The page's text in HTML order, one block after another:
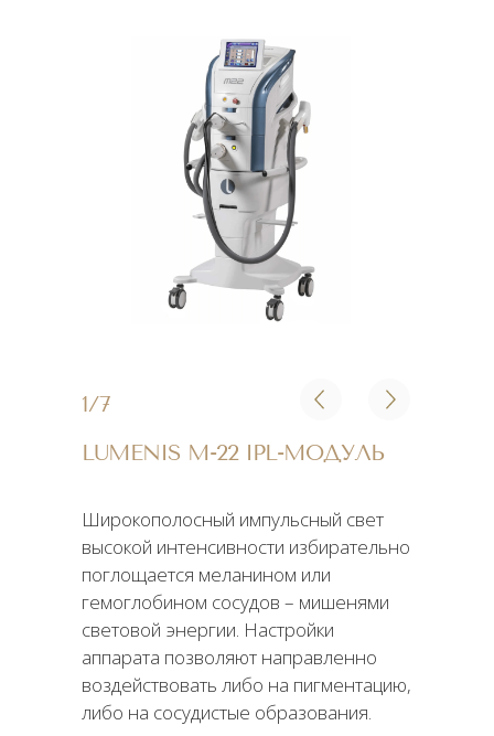
LUMENIS M-22 IPL-МОДУЛЬ
1/7
Широкополосный импульсный свет
высокой интенсивности избирательно
поглощается меланином или
гемоглобином сосудов – мишенями
световой энергии. Настройки
аппарата позволяют направленно
воздействовать либо на пигментацию,
либо на сосудистые образования.